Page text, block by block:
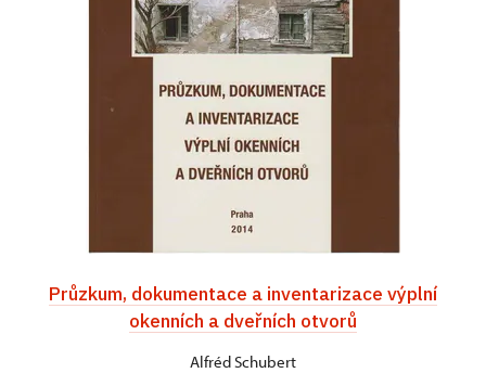
Průzkum, dokumentace a inventarizace výplní
okenních a dveřních otvorů
Alfréd Schubert